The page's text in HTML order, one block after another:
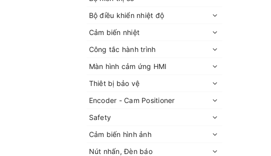
Bộ điều khiển nhiệt độ
Cảm biến nhiệt
Công tắc hành trình
Màn hình cảm ứng HMI
Thiêt bị bảo vệ
Encoder - Cam Positioner
Safety
Cảm biến hình ảnh
Nút nhấn, Đèn báo